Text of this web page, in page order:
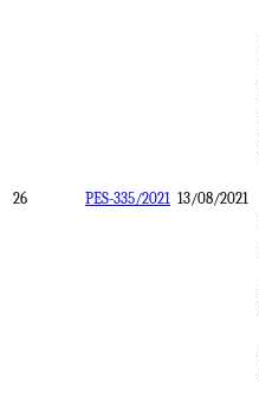
26 PES-335/2021 13/08/2021